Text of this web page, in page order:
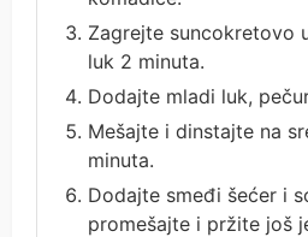
Zagrejte suncokretovo
luk 2 minuta.
Dodajte mladi luk,
Mešajte i dinstajte na
minuta.
Dodajte smeđi šećer i
promešajte i pržite još